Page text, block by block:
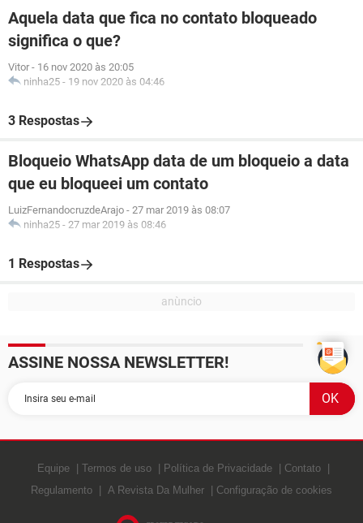
Aquela data que fica no contato bloqueado
significa o que?
Vitor - 16 nov 2020 às 20:05
ninha25 - 19 nov 2020 às 04:46
3 Respostas
Bloqueio WhatsApp data de um bloqueio a data
que eu bloqueei um contato
LuizFernandocruzdeArajo - 27 mar 2019 às 08:07
ninha25 - 27 mar 2019 às 08:46
1 Respostas
ASSINE NOSSA NEWSLETTER!
Equipe Termos de uso Política de Privacidade
Contato
Regulamento
A Revista Da Mulher Configuração de cookies